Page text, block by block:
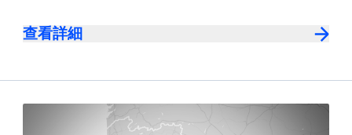
查看詳細